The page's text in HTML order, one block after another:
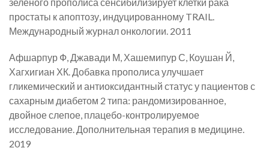
простаты к апоптозу, индуцированному TRAIL.
Международный журнал онкологии. 2011
Афшарпур Ф, Джавади М, Хашемипур С, Коушан Й,
Хагхигиан ХК. Добавка прополиса улучшает
гликемический и антиоксидантный статус у пациентов с
сахарным диабетом 2 типа: рандомизированное,
двойное слепое, плацебо-контролируемое
исследование. Дополнительная терапия в медицине.
2019